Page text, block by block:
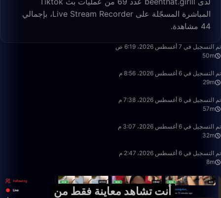
المباشرة المسجّلة على Live Stream Recorder، بإجمالي
44 مشاهدة.
تم التسجيل في 7 أغسطس 2026، 6:19 ص
50m
29:09
تم التسجيل في 6 أغسطس 2026، 8:56 م
29m
57:21
تم التسجيل في 6 أغسطس 2026، 7:38 م
57m
32:50
تم التسجيل في 6 أغسطس 2026، 3:07 م
32m
8:22
تم التسجيل في 6 أغسطس 2026، 2:47 م
8m
أنت تشاهد معاينة فقط من